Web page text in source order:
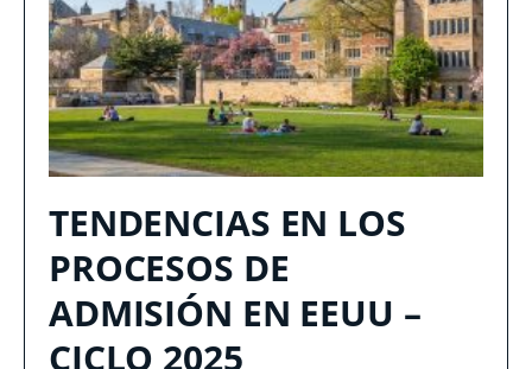
TENDENCIAS EN LOS
PROCESOS DE
ADMISIÓN EN EEUU –
CICLO 2025